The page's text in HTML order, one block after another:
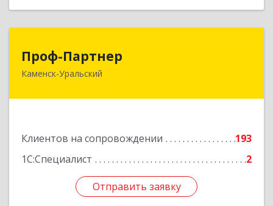
Проф-Партнер
Каменск-Уральский
Клиентов на сопровождении
193
1С:Специалист
2
Отправить заявку
623406, Свердловская обл, Каменск-Уральский
Отправить заявку